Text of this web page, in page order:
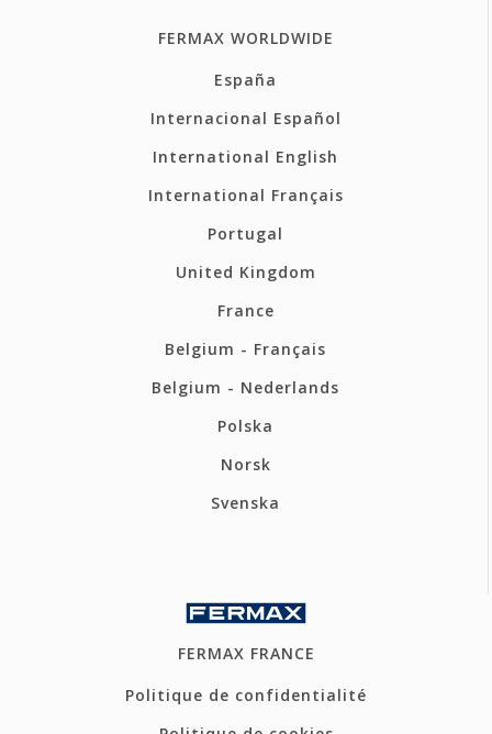
FERMAX WORLDWIDE
España
Internacional Español
International English
International Français
Portugal
United Kingdom
France
Belgium - Français
Belgium - Nederlands
Polska
Norsk
Svenska
FERMAX FRANCE
Politique de confidentialité